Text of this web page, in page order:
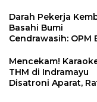
Net Zero Emission
Darah Pekerja
Basahi Bumi
Cendrawasih: OPM
di Tolikara!
Mencekam!
THM di Indramayu
Disatroni Aparat,